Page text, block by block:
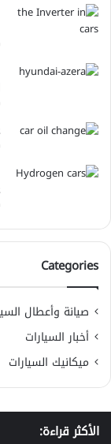
Categories
صيانة وأعطال
أخبار السيارات
ميكانيك السيارات
الأكثر قراءة: